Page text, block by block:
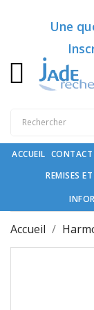
add_circle_outline Créer une
Créer
Nom de la
Vous devez
votre liste
Une
Rubriques
de
spécifiques
Cosmétiques
de
gamme
ACCUEIL CONTACT
REMISES
Accueil